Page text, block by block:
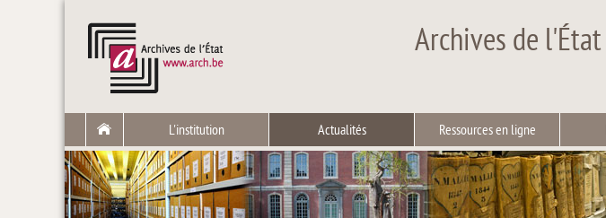
Archives de
L'institution Actualités Ressources en ligne